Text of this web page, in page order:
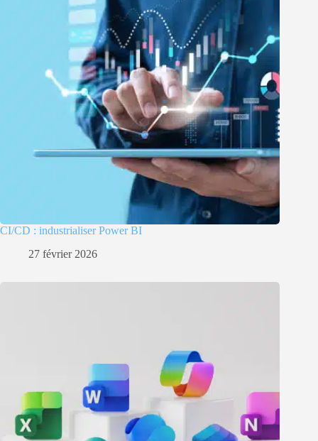
CI/CD : industrialiser Power BI
27 février 2026